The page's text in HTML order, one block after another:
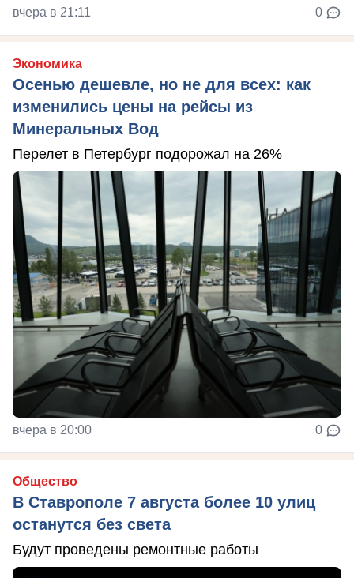
вчера в 21:11 0
Экономика
Осенью дешевле, но не для всех: как
изменились цены на рейсы из
Минеральных Вод
Перелет в Петербург подорожал на 26%
вчера в 20:00 0
Общество
В Ставрополе 7 августа более 10 улиц
останутся без света
Будут проведены ремонтные работы